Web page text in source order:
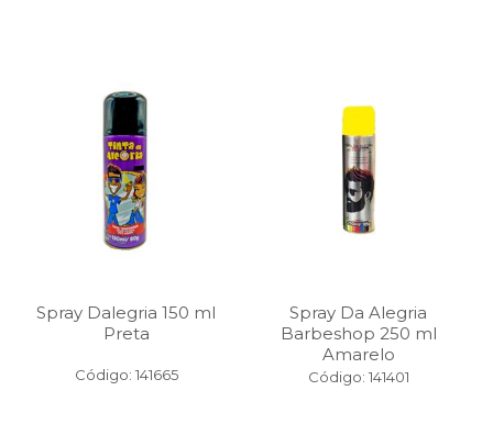
Spray Dalegria 150 ml
Preta
Código: 141665
Spray Da Alegria
Barbeshop 250 ml
Amarelo
Código: 141401